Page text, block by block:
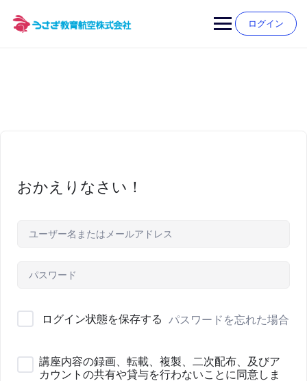
content
ログイン
おかえりなさい！
ログイン状態を保存する パスワードを忘れた場合
講座内容の録画、転載、複製、二次配布、及びア
カウントの共有や貸与を行わないことに同意しま